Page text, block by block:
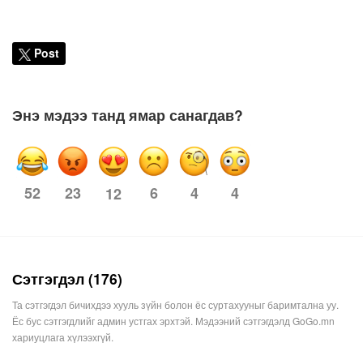
Post
Энэ мэдээ танд ямар санагдав?
52 23 12 6 4 4
Сэтгэгдэл (176)
Та сэтгэгдэл бичихдээ хууль зүйн болон ёс суртахууныг баримтална уу.
Ёс бус сэтгэгдлийг админ устгах эрхтэй. Мэдээний сэтгэгдэлд GoGo.mn
хариуцлага хүлээхгүй.